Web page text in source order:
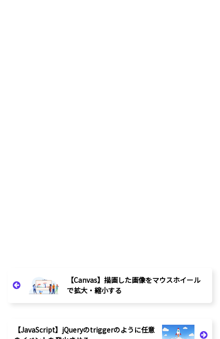
【Canvas】描画した画像をマウスホイール
で拡大・縮小する
【JavaScript】jQueryのtriggerのように任意